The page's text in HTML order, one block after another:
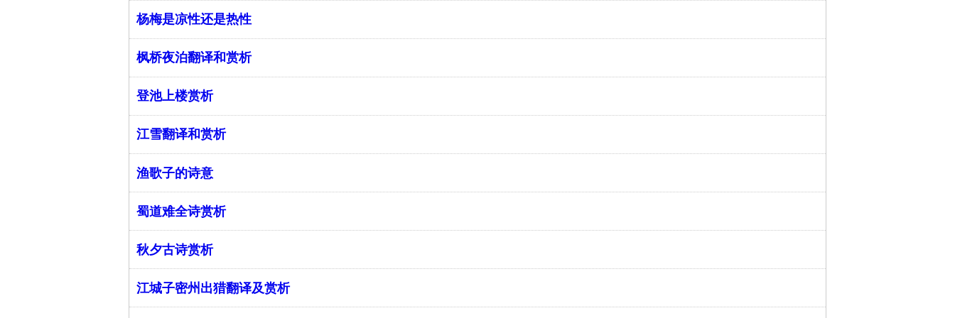
杨梅是凉性还是热性
枫桥夜泊翻译和赏析
登池上楼赏析
江雪翻译和赏析
渔歌子的诗意
蜀道难全诗赏析
秋夕古诗赏析
江城子密州出猎翻译及赏析